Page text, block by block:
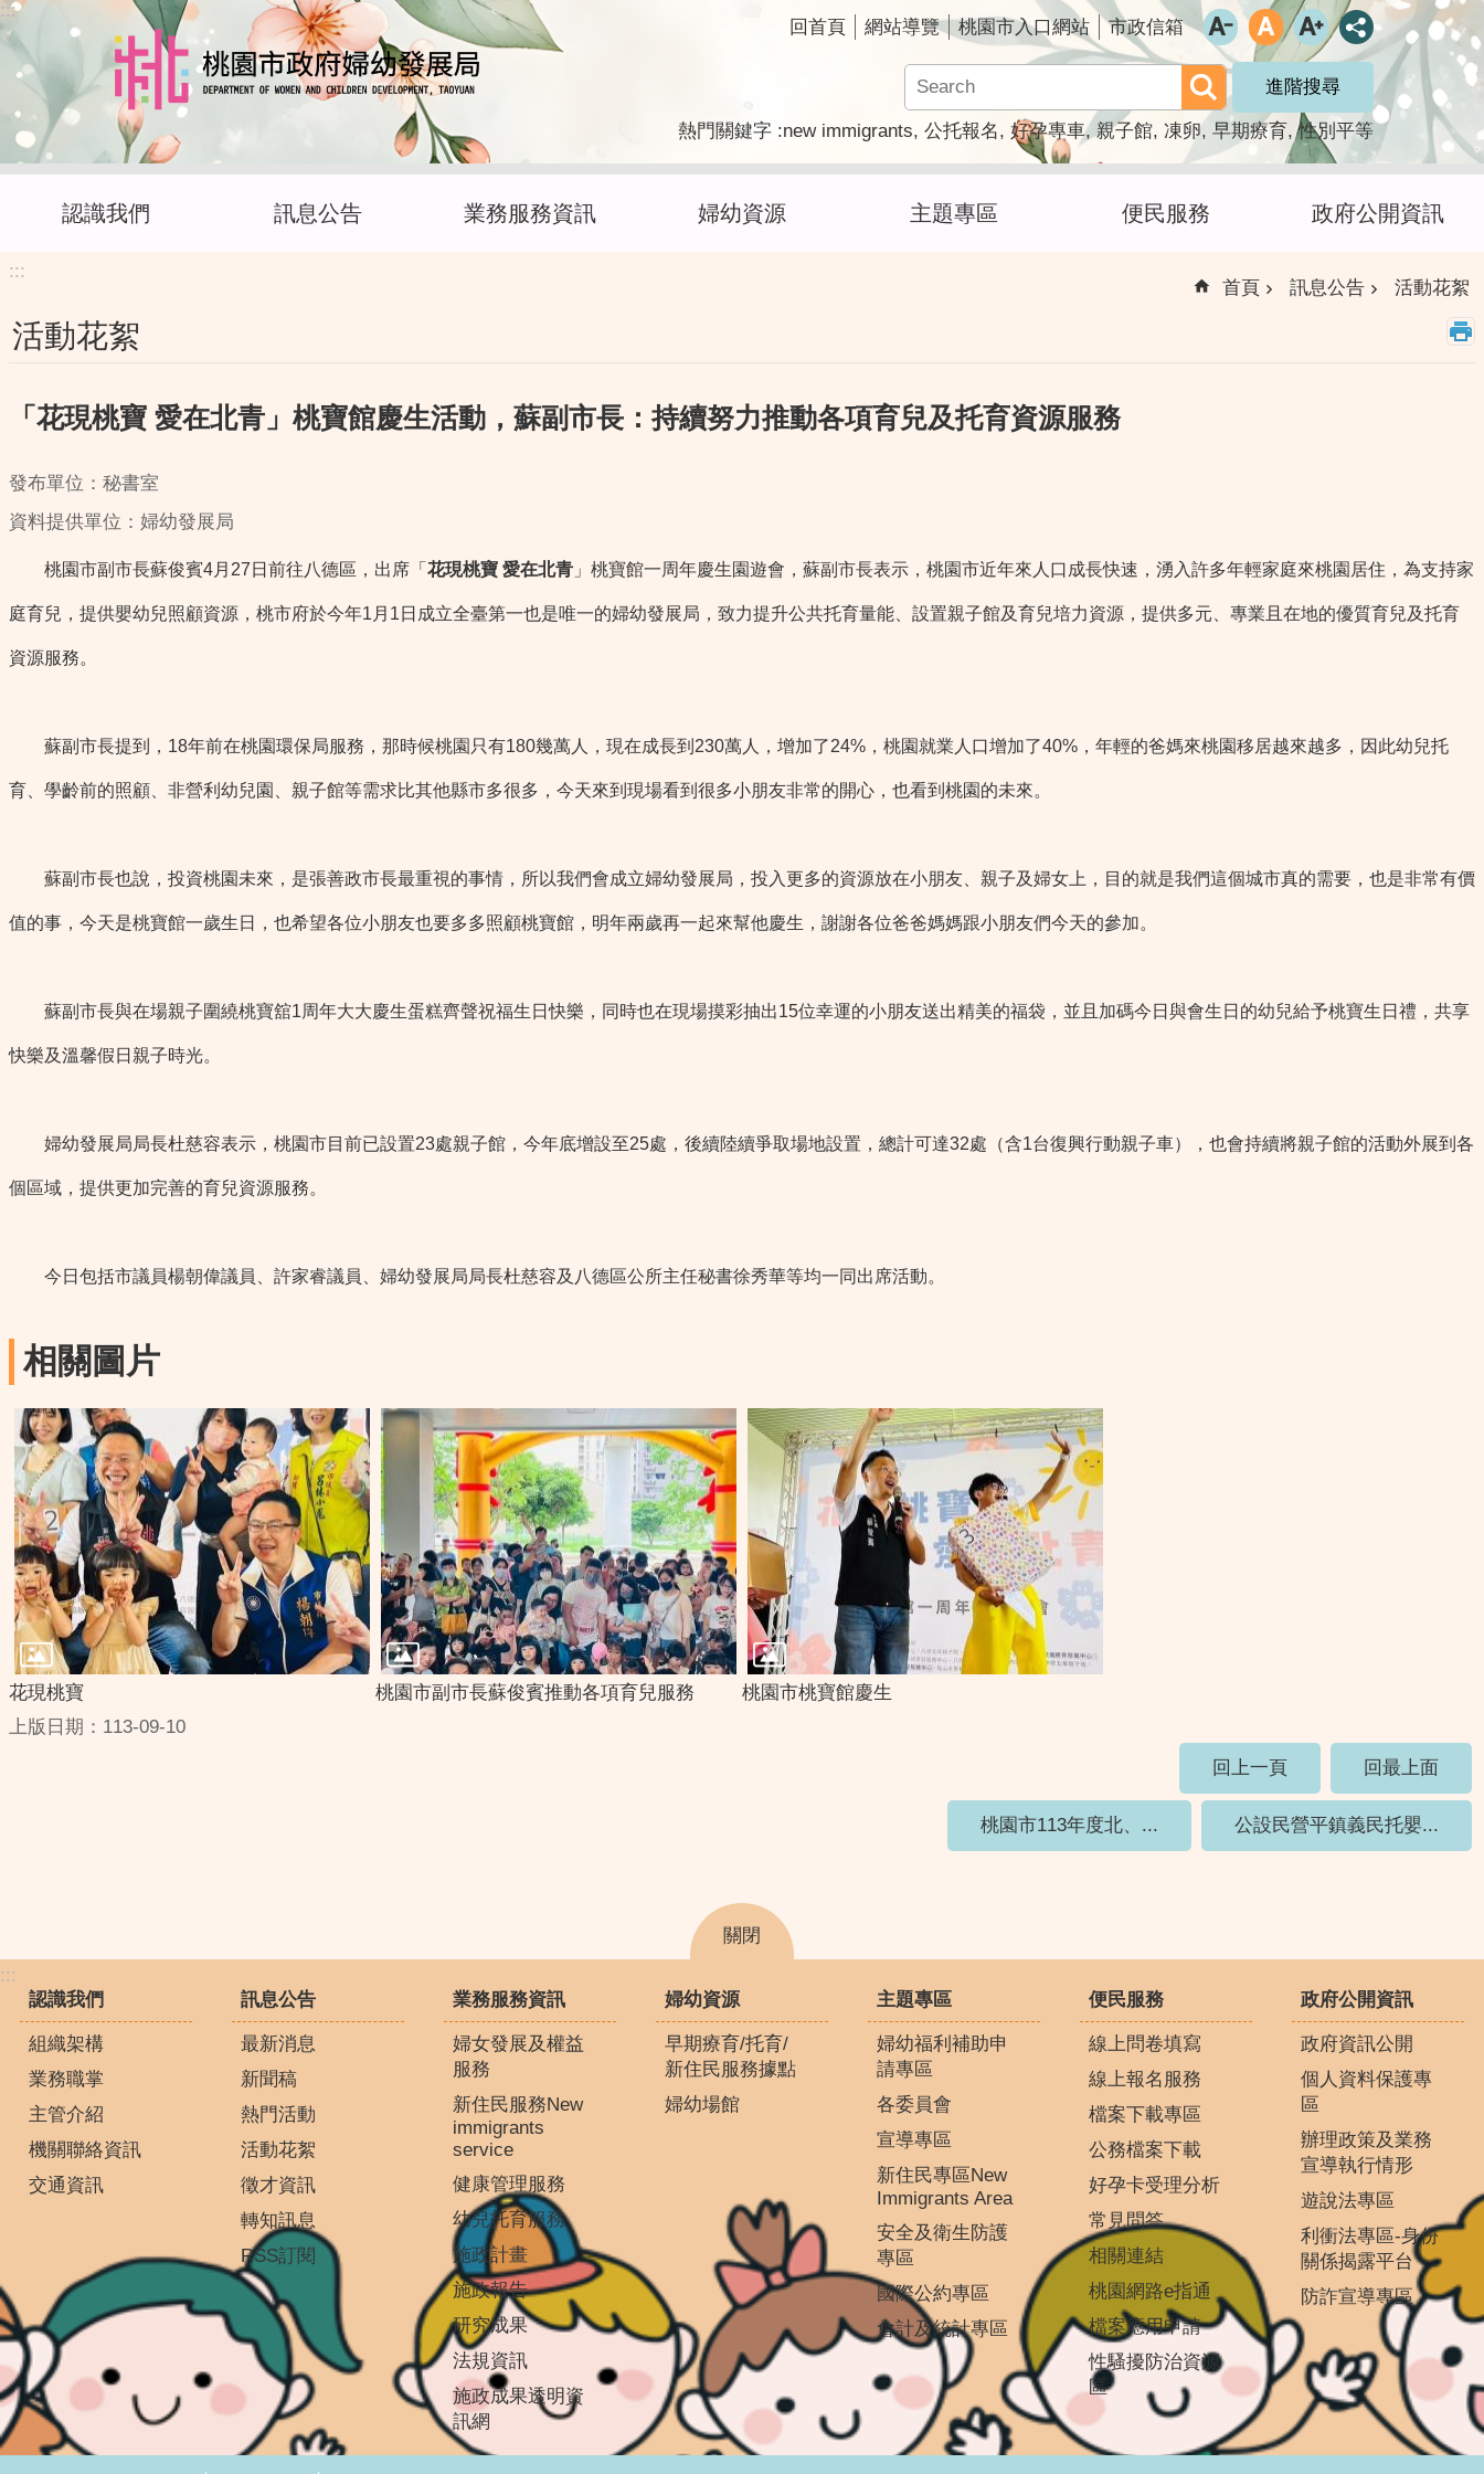
跳到主要內容區塊
:::
回首頁 網站導覽 桃園市入口網站 市政信箱
進階搜尋
熱門關鍵字 new immigrants 公托報名 好孕專車 親子館 凍卵 早期療育 性別平等
認識我們 訊息公告 業務服務資訊 婦幼資源 主題專區 便民服務 政府公開資訊
:::
首頁 訊息公告 活動花絮
活動花絮
「花現桃寶 愛在北青」桃寶館慶生活動，蘇副市長：持續努力推動各項育兒及托育資源服務
發布單位：秘書室
資料提供單位：婦幼發展局
桃園市副市長蘇俊賓4月27日前往八德區，出席「 花現桃寶 愛在北青 」桃寶館一周年慶生園遊會，蘇副市長表示，桃園市近年來人口成長快速，湧入許多年輕家庭來桃園居住，為支持家
庭育兒，提供嬰幼兒照顧資源，桃市府於今年1月1日成立全臺第一也是唯一的婦幼發展局，致力提升公共托育量能、設置親子館及育兒培力資源，提供多元、專業且在地的優質育兒及托育
資源服務。
蘇副市長提到，18年前在桃園環保局服務，那時候桃園只有180幾萬人，現在成長到230萬人，增加了24%，桃園就業人口增加了40%，年輕的爸媽來桃園移居越來越多，因此幼兒托
育、學齡前的照顧、非營利幼兒園、親子館等需求比其他縣市多很多，今天來到現場看到很多小朋友非常的開心，也看到桃園的未來。
蘇副市長也說，投資桃園未來，是張善政市長最重視的事情，所以我們會成立婦幼發展局，投入更多的資源放在小朋友、親子及婦女上，目的就是我們這個城市真的需要，也是非常有價
值的事，今天是桃寶館一歲生日，也希望各位小朋友也要多多照顧桃寶館，明年兩歲再一起來幫他慶生，謝謝各位爸爸媽媽跟小朋友們今天的參加。
蘇副市長與在場親子圍繞桃寶舘1周年大大慶生蛋糕齊聲祝福生日快樂，同時也在現場摸彩抽出15位幸運的小朋友送出精美的福袋，並且加碼今日與會生日的幼兒給予桃寶生日禮，共享
快樂及溫馨假日親子時光。
婦幼發展局局長杜慈容表示，桃園市目前已設置23處親子館，今年底增設至25處，後續陸續爭取場地設置，總計可達32處（含1台復興行動親子車），也會持續將親子館的活動外展到各
個區域，提供更加完善的育兒資源服務。
今日包括市議員楊朝偉議員、許家睿議員、婦幼發展局局長杜慈容及八德區公所主任秘書徐秀華等均一同出席活動。
相關圖片
花現桃寶 桃園市副市長蘇俊賓推動各項育兒服務
桃園市桃寶館慶生
上版日期：113-09-10
回上一頁
回最上面
桃園市113年度北、... 公設民營平鎮義民托嬰...
關閉
:::
認識我們
組織架構
業務職掌
主管介紹
機關聯絡資訊
交通資訊
訊息公告
最新消息
新聞稿
熱門活動
活動花絮
徵才資訊
轉知訊息
RSS訂閱
業務服務資訊
婦女發展及權益
服務
新住民服務New
immigrants
service
健康管理服務
幼兒托育服務
施政計畫
施政報告
研究成果
法規資訊
施政成果透明資
訊網
婦幼資源
早期療育/托育/
新住民服務據點
婦幼場館
主題專區
婦幼福利補助申
請專區
各委員會
宣導專區
新住民專區New
Immigrants Area
安全及衛生防護
專區
國際公約專區
會計及統計專區
便民服務
線上問卷填寫
線上報名服務
檔案下載專區
公務檔案下載
好孕卡受理分析
常見問答
相關連結
桃園網路e指通
檔案應用申請
性騷擾防治資源
區
政府公開資訊
政府資訊公開
個人資料保護專
區
辦理政策及業務
宣導執行情形
遊說法專區
利衝法專區-身份
關係揭露平台
防詐宣導專區